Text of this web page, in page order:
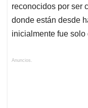
reconocidos por ser
donde están desde
inicialmente fue
Anuncios.